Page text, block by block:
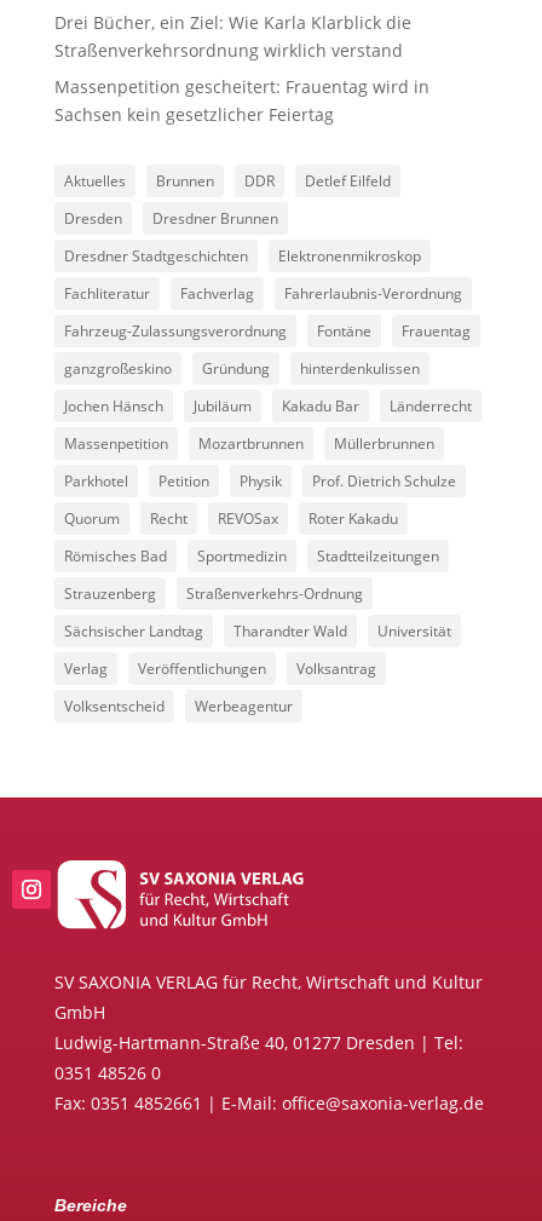
Drei Bücher, ein Ziel: Wie Karla Klarblick die
Straßenverkehrsordnung wirklich verstand
Massenpetition gescheitert: Frauentag wird in
Sachsen kein gesetzlicher Feiertag
Aktuelles Brunnen DDR
Detlef Eilfeld
Dresden
Dresdner Brunnen
Dresdner Stadtgeschichten
Elektronenmikroskop
Fachliteratur
Fachverlag
Fahrerlaubnis-Verordnung
Fahrzeug-Zulassungsverordnung
Fontäne
Frauentag
ganzgroßeskino
Gründung
hinterdenkulissen
Jochen Hänsch
Jubiläum Kakadu Bar
Länderrecht
Massenpetition
Mozartbrunnen
Müllerbrunnen
Parkhotel
Petition Physik
Prof. Dietrich Schulze
Quorum
Recht REVOSax
Roter Kakadu
Römisches Bad
Sportmedizin
Stadtteilzeitungen
Strauzenberg
Straßenverkehrs-Ordnung
Sächsischer Landtag
Tharandter Wald
Universität
Verlag
Veröffentlichungen
Volksantrag
Volksentscheid
Werbeagentur
SV SAXONIA VERLAG für Recht, Wirtschaft und Kultur
GmbH
Ludwig-Hartmann-Straße 40, 01277 Dresden | Tel:
0351 48526 0
Fax: 0351 4852661 | E-Mail: office@saxonia-verlag.de
Bereiche